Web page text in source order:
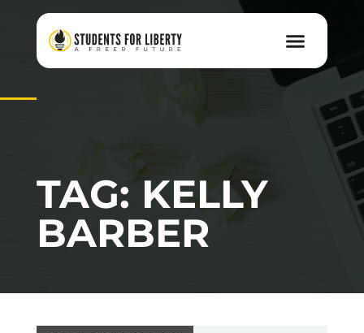
TAG: KELLY
BARBER